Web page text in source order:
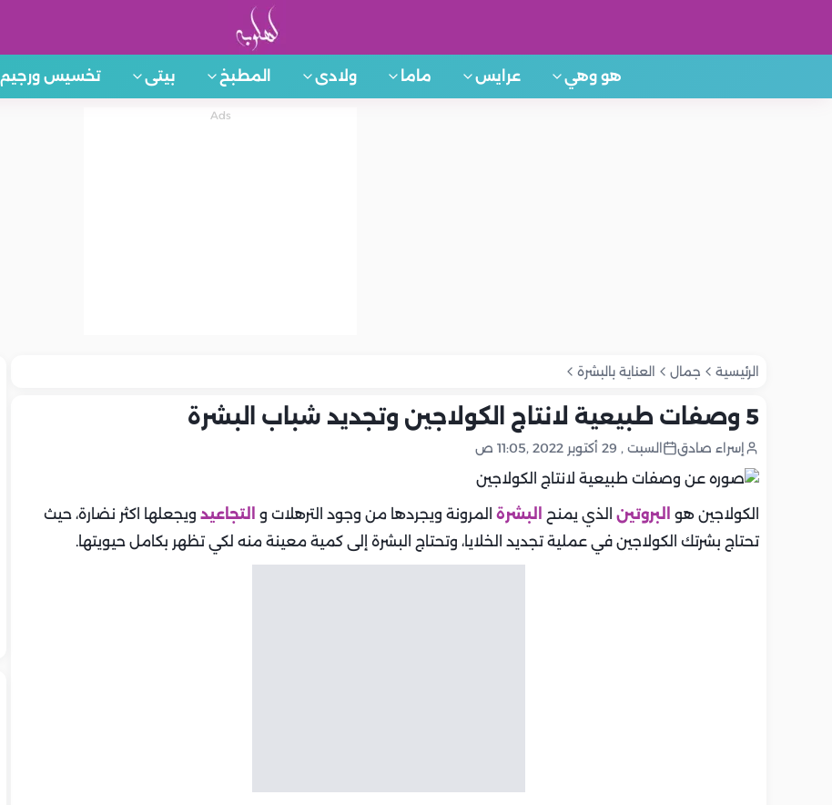
هو وهي عرايس ماما ولادى المطبخ بيتى تخسيس ورجيم
الرئيسية جمال العناية بالبشرة
5 وصفات طبيعية لانتاج الكولاجين وتجديد شباب البشرة
إسراء صادق السبت , 29 أكتوبر 2022 ,11:05 ص
الكولاجين هو البروتين الذي يمنح البشرة المرونة ويجردها من وجود الترهلات و التجاعيد ويجعلها اكثر نضارة، حيث
تحتاج بشرتك الكولاجين في عملية تجديد الخلايا، وتحتاج البشرة إلى كمية معينة منه لكي تظهر بكامل حيويتها.